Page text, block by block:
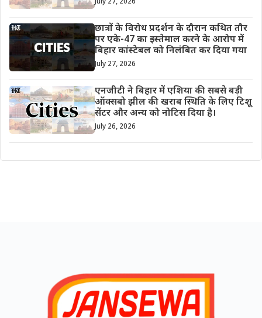
छात्रों के विरोध प्रदर्शन के दौरान कथित तौर
पर एके-47 का इस्तेमाल करने के आरोप में
बिहार कांस्टेबल को निलंबित कर दिया गया
July 27, 2026
एनजीटी ने बिहार में एशिया की सबसे बड़ी
ऑक्सबो झील की खराब स्थिति के लिए टिशू
सेंटर और अन्य को नोटिस दिया है।
July 26, 2026